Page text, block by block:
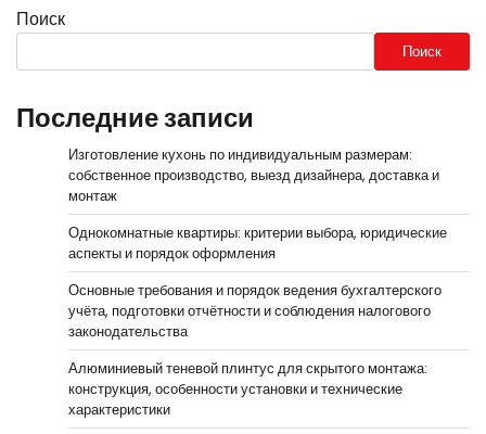
Поиск
Поиск
Последние записи
Изготовление кухонь по индивидуальным размерам:
собственное производство, выезд дизайнера, доставка и
монтаж
Однокомнатные квартиры: критерии выбора, юридические
аспекты и порядок оформления
Основные требования и порядок ведения бухгалтерского
учёта, подготовки отчётности и соблюдения налогового
законодательства
Алюминиевый теневой плинтус для скрытого монтажа:
конструкция, особенности установки и технические
характеристики